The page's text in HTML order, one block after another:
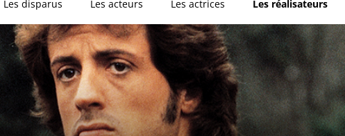
Les disparus Les acteurs Les actrices Les réalisateurs